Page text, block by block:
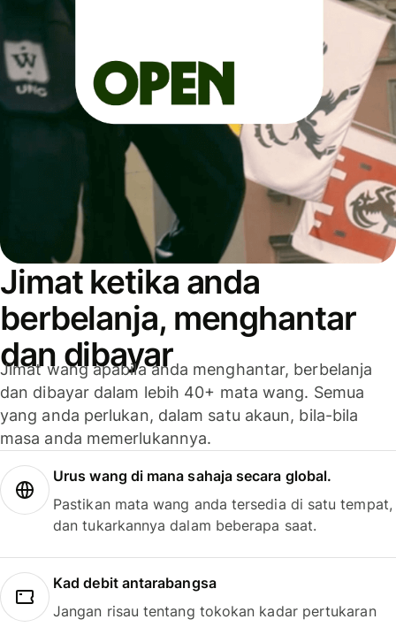
Jimat ketika anda
berbelanja, menghantar
dan dibayar
Jimat wang apabila anda menghantar, berbelanja
dan dibayar dalam lebih 40+ mata wang. Semua
yang anda perlukan, dalam satu akaun, bila-bila
masa anda memerlukannya.
Urus wang di mana sahaja secara global.
Pastikan mata wang anda tersedia di satu tempat,
dan tukarkannya dalam beberapa saat.
Kad debit antarabangsa
Jangan risau tentang tokokan kadar pertukaran